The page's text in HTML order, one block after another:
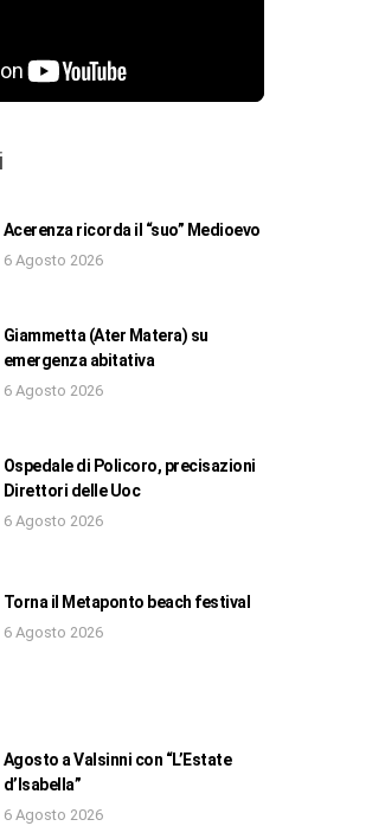
Acerenza ricorda il “suo” Medioevo
6 Agosto 2026
Giammetta (Ater Matera) su
emergenza abitativa
6 Agosto 2026
Ospedale di Policoro, precisazioni
Direttori delle Uoc
6 Agosto 2026
Torna il Metaponto beach festival
6 Agosto 2026
Agosto a Valsinni con “L’Estate
d’Isabella”
6 Agosto 2026